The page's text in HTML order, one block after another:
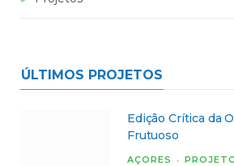
ÚLTIMOS PROJETOS
Edição Crítica da
Frutuoso
AÇORES